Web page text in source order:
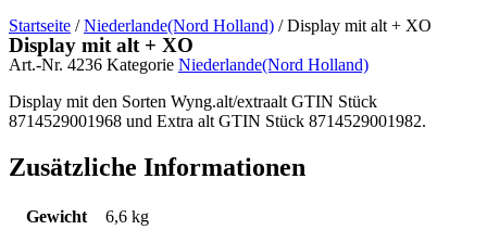
Startseite /Niederlande(Nord Holland) / Display mit alt + XO
Display mit alt + XO
Art.-Nr. 4236 Kategorie Niederlande(Nord Holland)
Display mit den Sorten Wyng.alt/extraalt GTIN Stück
8714529001968 und Extra alt GTIN Stück 8714529001982.
Zusätzliche Informationen
Gewicht 6,6 kg